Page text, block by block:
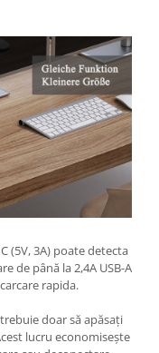
(5V, 3A) poate detecta
de până la 2,4A USB-A
rapida.
doar să apăsați
lucru economisește